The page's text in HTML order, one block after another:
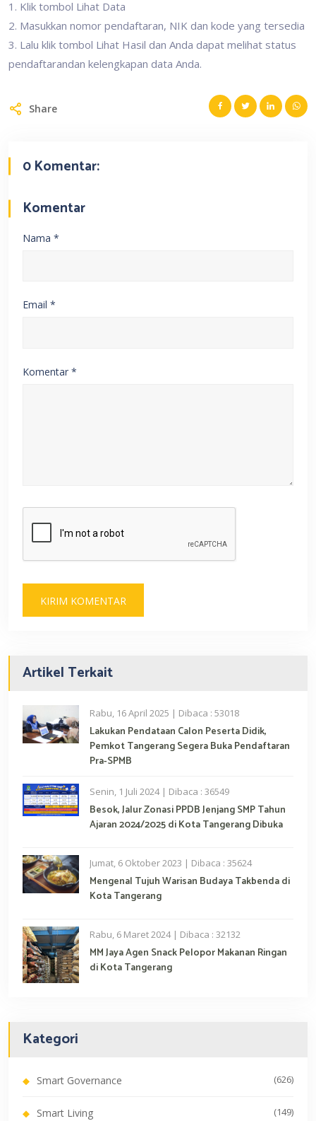
1. Klik tombol Lihat Data
2. Masukkan nomor pendaftaran, NIK dan kode yang tersedia
3. Lalu klik tombol Lihat Hasil dan Anda dapat melihat status
pendaftarandan kelengkapan data Anda.
Share
0 Komentar:
Komentar
Nama *
Email *
Komentar *
Artikel Terkait
Rabu, 16 April 2025 | Dibaca : 53018
Lakukan Pendataan Calon Peserta Didik,
Pemkot Tangerang Segera Buka Pendaftaran
Pra-SPMB
Senin, 1 Juli 2024 | Dibaca : 36549
Besok, Jalur Zonasi PPDB Jenjang SMP Tahun
Ajaran 2024/2025 di Kota Tangerang Dibuka
Jumat, 6 Oktober 2023 | Dibaca : 35624
Mengenal Tujuh Warisan Budaya Takbenda di
Kota Tangerang
Rabu, 6 Maret 2024 | Dibaca : 32132
MM Jaya Agen Snack Pelopor Makanan Ringan
di Kota Tangerang
Kategori
Smart Governance (626)
Smart Living (149)